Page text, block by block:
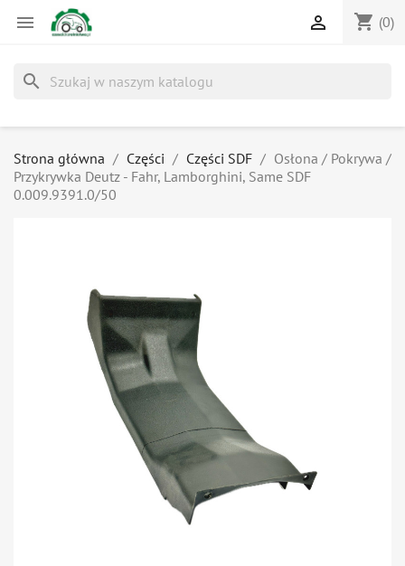
 shopping_cart (0)

search
Strona główna Części Części SDF
Osłona / Pokrywa /
Przykrywka Deutz - Fahr, Lamborghini, Same SDF
0.009.9391.0/50